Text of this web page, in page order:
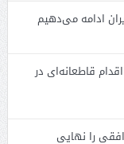
ادامه می‌دهیم
قاطعانه‌ای در
را نهایی